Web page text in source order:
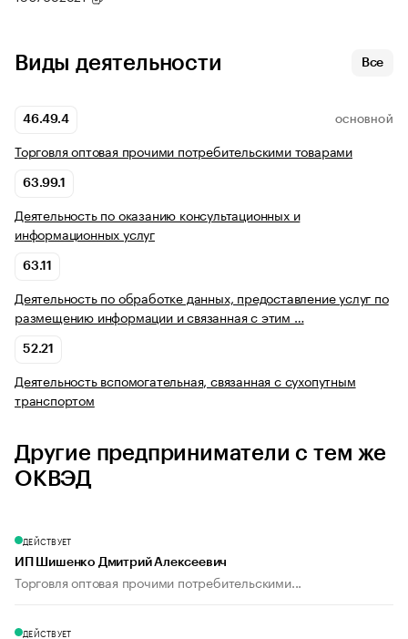
Виды деятельности Все
46.49.4 ОСНОВНОЙ
Торговля оптовая прочими потребительскими товарами
63.99.1
Деятельность по оказанию консультационных и
информационных услуг
63.11
Деятельность по обработке данных, предоставление услуг по
размещению информации и связанная с этим …
52.21
Деятельность вспомогательная, связанная с сухопутным
транспортом
Другие предприниматели с тем же
ОКВЭД
ДЕЙСТВУЕТ
ИП Шишенко Дмитрий Алексеевич
Торговля оптовая прочими потребительскими...
ДЕЙСТВУЕТ